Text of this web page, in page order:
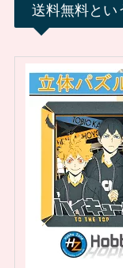
送料無料とい